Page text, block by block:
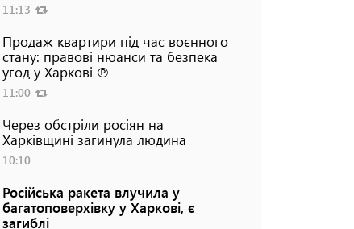
11:13
Продаж квартири під час воєнного
стану: правові нюанси та безпека
угод у Харкові ℗
11:00
Через обстріли росіян на
Харківщині загинула людина
10:10
Російська ракета влучила у
багатоповерхівку у Харкові, є
загиблі